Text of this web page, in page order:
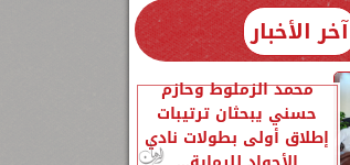
آخر الأخبار
محمد الزملوط وحازم
حسني يبحثان ترتيبات
إطلاق أولى بطولات نادي